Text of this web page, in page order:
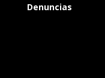
Denuncias